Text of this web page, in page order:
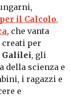
il Calcolo,
, che vanta
per
Galilei, gli
della scienza e
i ragazzi e
e